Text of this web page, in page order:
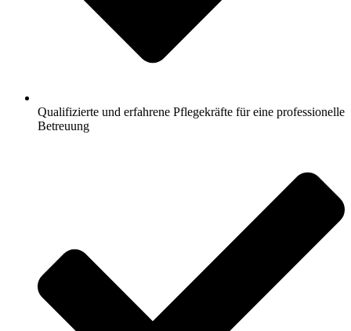
Qualifizierte und erfahrene Pflegekräfte für eine professionelle
Betreuung